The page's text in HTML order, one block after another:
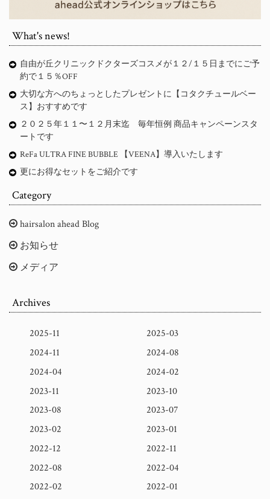
What's news!
自由が丘クリニックドクターズコスメが１２/１５日までにご予
約で１５％OFF
大切な方へのちょっとしたプレゼントに【コタクチュールベー
ス】おすすめです
２０２５年１１〜１２月末迄 毎年恒例 商品キャンペーンスタ
ートです
ReFa ULTRA FINE BUBBLE 【VEENA】導入いたします
更にお得なセットをご紹介です
Category
hairsalon ahead Blog
お知らせ
メディア
Archives
2025-11
2025-03
2024-11
2024-08
2024-04
2024-02
2023-11
2023-10
2023-08
2023-07
2023-02
2023-01
2022-12
2022-11
2022-08
2022-04
2022-02
2022-01